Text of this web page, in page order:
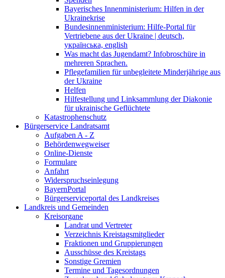
Bayerisches Innenministerium: Hilfen in der
Ukrainekrise
Bundesinnenministerium: Hilfe-Portal für
Vertriebene aus der Ukraine | deutsch,
українська, english
Was macht das Jugendamt? Infobroschüre in
mehreren Sprachen.
Pflegefamilien für unbegleitete Minderjährige aus
der Ukraine
Helfen
Hilfestellung und Linksammlung der Diakonie
für ukrainische Geflüchtete
Katastrophenschutz
Bürgerservice Landratsamt
Aufgaben A - Z
Behördenwegweiser
Online-Dienste
Formulare
Anfahrt
Widerspruchseinlegung
BayernPortal
Bürgerserviceportal des Landkreises
Landkreis und Gemeinden
Kreisorgane
Landrat und Vertreter
Verzeichnis Kreistagsmitglieder
Fraktionen und Gruppierungen
Ausschüsse des Kreistags
Sonstige Gremien
Termine und Tagesordnungen